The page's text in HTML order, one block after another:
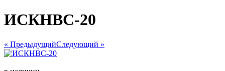
ИСКНВС-20
« ПредыдущийСледующий »